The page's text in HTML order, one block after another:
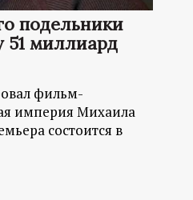
подельники
51 миллиард
фильм-
империя Михаила
состоится в